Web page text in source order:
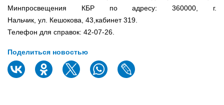
Минпросвещения КБР по адресу: 360000, г.
Нальчик, ул. Кешокова, 43,кабинет 319.
Телефон для справок: 42-07-26.
Поделиться новостью